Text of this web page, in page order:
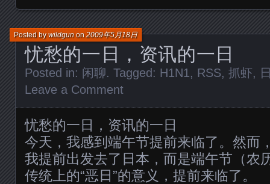
忧愁的一日，资讯的一日
Posted bywildgunon2009年5月18日
Posted in: 闲聊. Tagged: H1N1, RSS, 抓虾,
Leave a Comment
忧愁的一日，资讯的一日
今天，我感到端午节提前来临了。然而
我提前出发去了日本，而是端午节（农
传统上的“恶日”的意义，提前来临了。